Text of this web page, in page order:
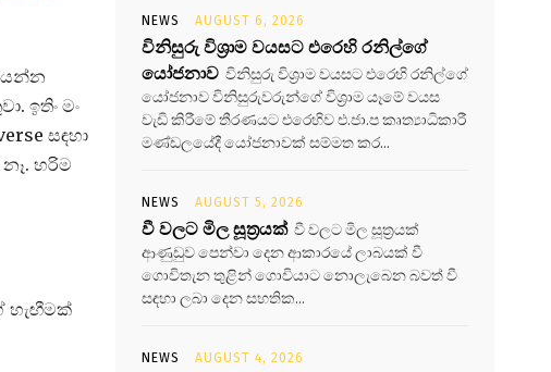
ඉතිං මං
සඳහා
හරිම
හැඟීමක්
NEWS AUGUST 6, 2026
විනිසුරු විශ්‍රාම වයසට එරෙහි රනිල්ගේ
යෝජනාව විනිසුරු විශ්‍රාම වයසට එරෙහි රනිල්ගේ
යෝජනාව විනිසුරුවරුන්ගේ විශ්‍රාම යෑමේ වයස
වැඩි කිරීමේ තීරණයට එරෙහිව එ.ජා.ප කෘත්‍යාධිකාරී
මණ්ඩලයේදී යෝජනාවක් සම්මත කර...
NEWS AUGUST 5, 2026
වී වලට මිල සූත්‍රයක් වී වලට මිල සූත්‍රයක්
ආණුඩුව පෙන්වා දෙන ආකාරයේ ලාබයක් වී
ගොවිතැන තුළින් ගොවියාට නොලැබෙන බවත් වී
සඳහා ලබා දෙන සහතික...
NEWS AUGUST 4, 2026